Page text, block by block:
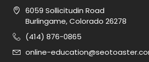
6059 Sollicitudin Road
Burlingame,Colorado 26278
(414) 876-0865
online-